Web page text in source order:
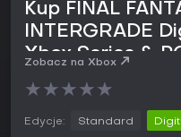
Kup FINAL
INTERGRADE
Xbox Series &
Zobacz na Xbox
★★★★★
Edycje: Standard